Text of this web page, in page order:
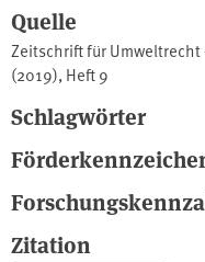
Quelle
Zeitschrift für Umweltrecht
(2019), Heft 9
Schlagwörter
Zitation